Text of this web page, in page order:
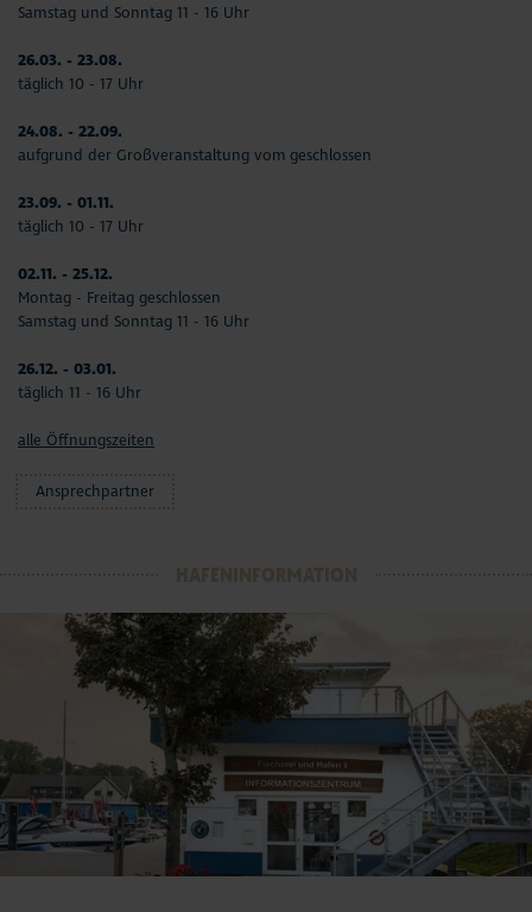
Samstag und Sonntag 11 - 16 Uhr
26.03. - 23.08.
täglich 10 - 17 Uhr
24.08. - 22.09.
aufgrund der Großveranstaltung vom geschlossen
23.09. - 01.11.
täglich 10 - 17 Uhr
02.11. - 25.12.
Montag - Freitag geschlossen
Samstag und Sonntag 11 - 16 Uhr
26.12. - 03.01.
täglich 11 - 16 Uhr
alle Öffnungszeiten
Ansprechpartner